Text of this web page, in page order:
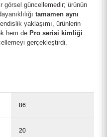
görsel güncellemedir; ürünün
tamamen aynı
yaklaşımı, ürünlerin
hem de Pro serisi kimliği
gerçekleştirdi.
86
20